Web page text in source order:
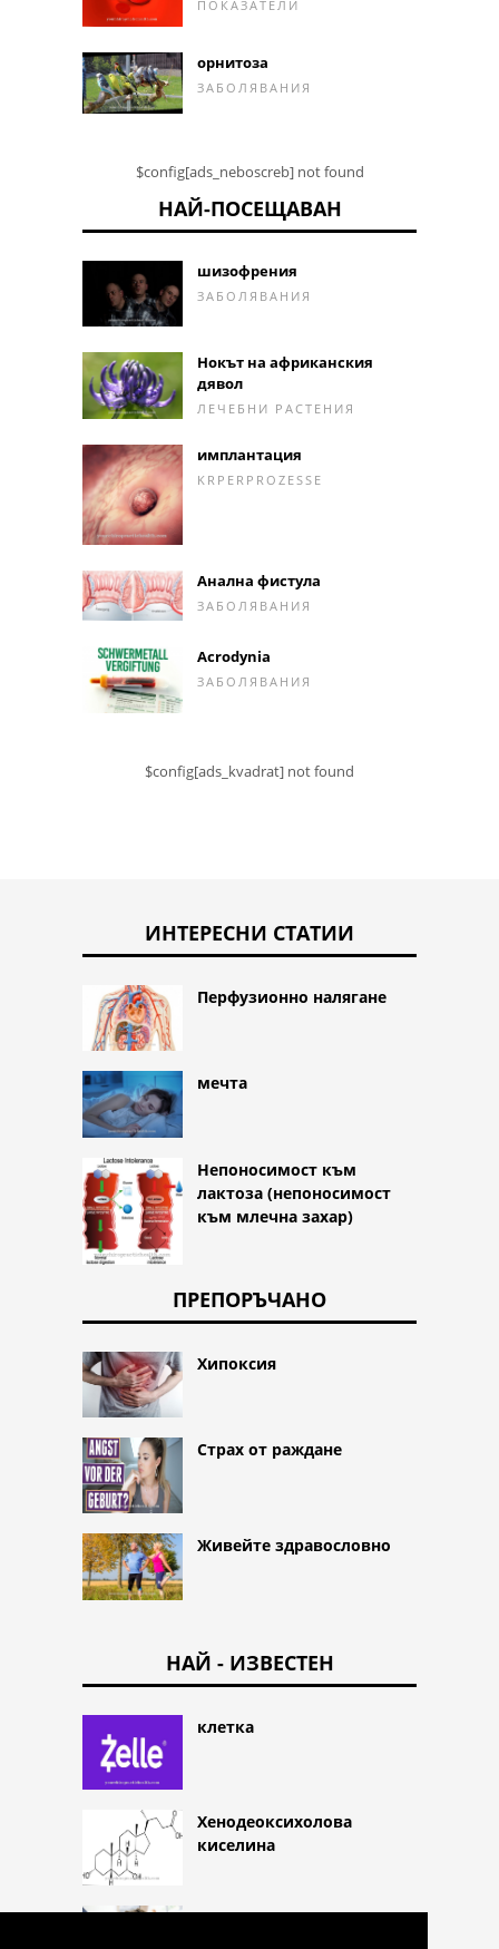
ПОКАЗАТЕЛИ
орнитоза
ЗАБОЛЯВАНИЯ
$config[ads_neboscreb] not found
НАЙ-ПОСЕЩАВАН
шизофрения
ЗАБОЛЯВАНИЯ
Нокът на африканския
дявол
ЛЕЧЕБНИ РАСТЕНИЯ
имплантация
KRPERPROZESSE
Анална фистула
ЗАБОЛЯВАНИЯ
Acrodynia
ЗАБОЛЯВАНИЯ
$config[ads_kvadrat] not found
ИНТЕРЕСНИ СТАТИИ
Перфузионно налягане
мечта
Непоносимост към
лактоза (непоносимост
към млечна захар)
ПРЕПОРЪЧАНО
Хипоксия
Страх от раждане
Живейте здравословно
НАЙ - ИЗВЕСТЕН
клетка
Хенодеоксихолова
киселина
ацепромазинът